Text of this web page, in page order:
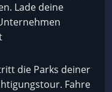
Lade deine
die Parks deiner
Fahre